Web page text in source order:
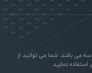
می باشد. شما می توانید از
نمایید.